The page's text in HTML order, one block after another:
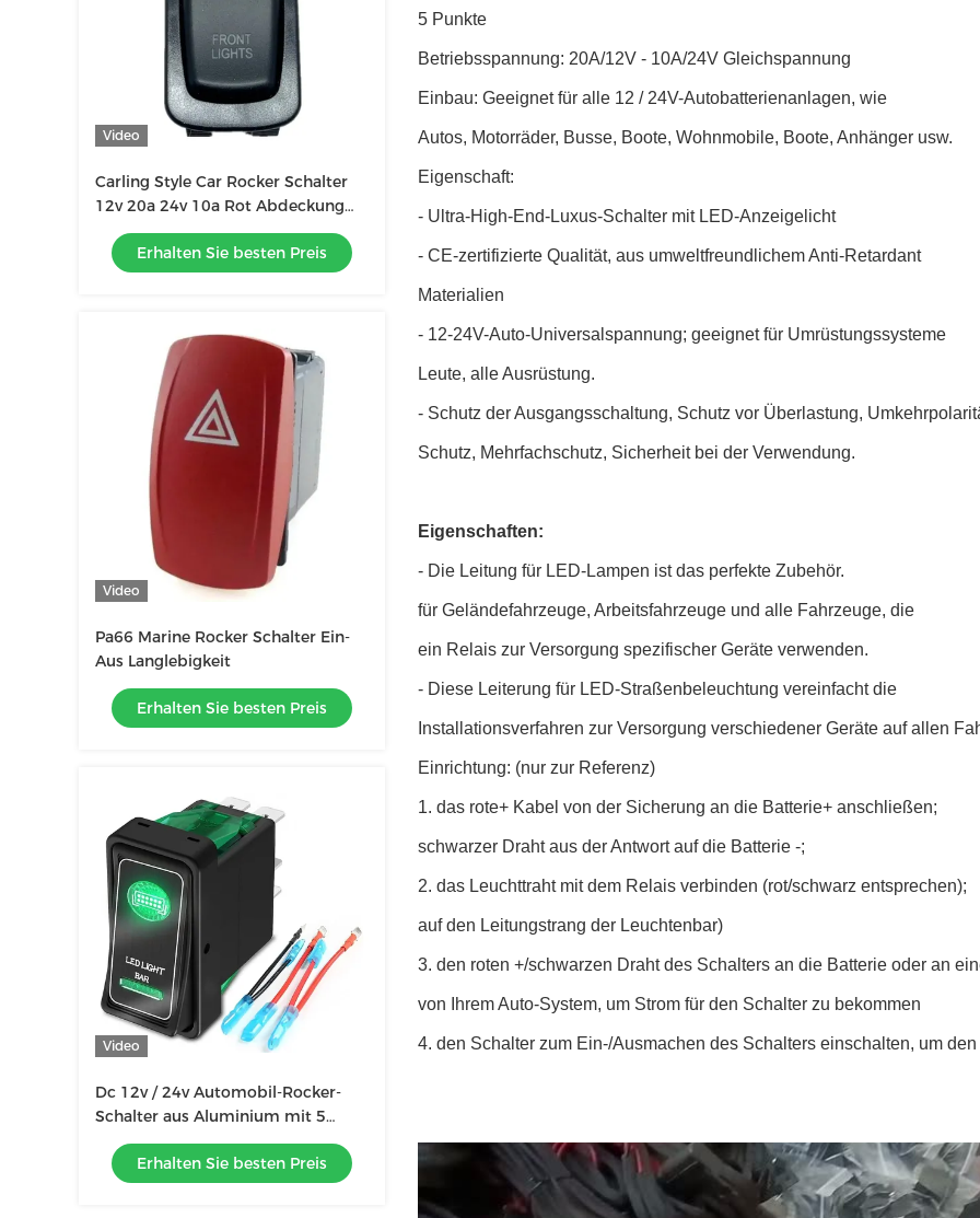
Video
Carling Style Car Rocker Schalter
12v 20a 24v 10a Rot Abdeckung
Rot Led-Licht Armaturenbrett
Gefahrenwarnung
Erhalten Sie besten Preis
Video
Pa66 Marine Rocker Schalter Ein-
Aus Langlebigkeit
Erhalten Sie besten Preis
Video
Dc 12v / 24v Automobil-Rocker-
Schalter aus Aluminium mit 5
Nadeln
Erhalten Sie besten Preis
5 Punkte
Betriebsspannung: 20A/12V - 10A/24V Gleichspannung
Einbau: Geeignet für alle 12 / 24V-Autobatterienanlagen, wie
Autos, Motorräder, Busse, Boote, Wohnmobile, Boote, Anhänger usw.
Eigenschaft:
- Ultra-High-End-Luxus-Schalter mit LED-Anzeigelicht
- CE-zertifizierte Qualität, aus umweltfreundlichem Anti-Retardant
Materialien
- 12-24V-Auto-Universalspannung; geeignet für Umrüstungssysteme
Leute, alle Ausrüstung.
- Schutz der Ausgangsschaltung, Schutz vor Überlastung,
Schutz, Mehrfachschutz, Sicherheit bei der Verwendung.
Eigenschaften:
- Die Leitung für LED-Lampen ist das perfekte Zubehör.
für Geländefahrzeuge, Arbeitsfahrzeuge und alle Fahrzeuge, die
ein Relais zur Versorgung spezifischer Geräte verwenden.
- Diese Leiterung für LED-Straßenbeleuchtung vereinfacht die
Installationsverfahren zur Versorgung verschiedener Geräte auf allen
Einrichtung: (nur zur Referenz)
1. das rote+ Kabel von der Sicherung an die Batterie+ anschließen;
schwarzer Draht aus der Antwort auf die Batterie -;
2. das Leuchttraht mit dem Relais verbinden (rot/schwarz entsprechen);
auf den Leitungstrang der Leuchtenbar)
3. den roten +/schwarzen Draht des Schalters an die Batterie oder an
von Ihrem Auto-System, um Strom für den Schalter zu bekommen
4. den Schalter zum Ein-/Ausmachen des Schalters einschalten, um